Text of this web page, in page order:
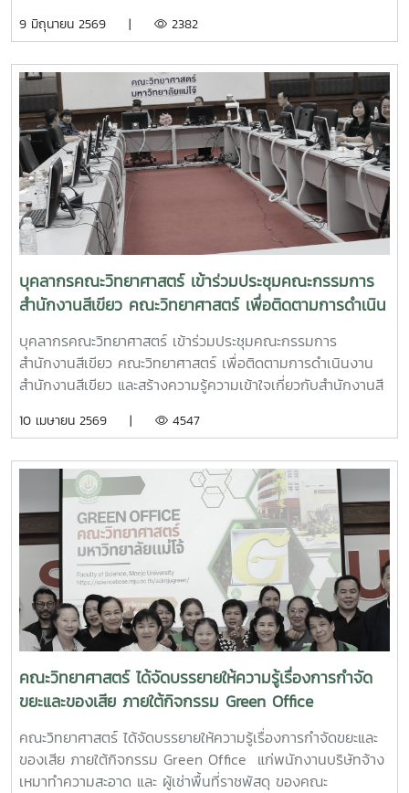
อย่างพร้อมเพรียง เพื่อร่วมกันทบทวนผลการดำเนินงานและผลัก
มีวัตถุประสงค์เพื่อติดตามความก้าวหน้า ทบทวนการดำเนินการ
เกี่ยวกับการประเมินสำนักงานสีเขียว ตามเกณฑ์การประเมิน โดย
มี ผศ.ดร.มุจลินทร์ ผลจันทร์ และผู้อำนวยการสำนักงานคณบดี
เข้าร่วมเป็นผู้ช่วยตรวจประเมินและตรวจสอบรายงานผลการ
ดำเนินงานสำนักงานสีเขียว (Green Office) โดยได้ร่วมรีวิวและ
ให้ข้อเสนอแนะเชิงลึกในรายละเอียดทั้ง 7 หมวดการประเมิน
ประกอบด้วย:หมวดที่ 1 กำหนดนโยบาย การวางแผนการดำเนิน
งานและการปรับปรุงอย่างต่อเนื่องหมวดที่ 2 การสื่อสารและสร้าง
จิตสำนึกหมวดที่ 3 การใช้ทรัพยากรและพลังงานหมวดที่ 4 การ
จัดการของเสียและมลพิษหมวดที่ 5 สภาพแวดล้อมและความ
ปลอดภัยหมวดที่ 6 การจัดซื้อและจัดจ้างที่เป็นมิตรกับสิ่งแว
9 มิถุนายน 2569 | 2382
บุคลากรคณะวิทยาศาสตร์ เข้าร่วมประชุมคณะกรรมการ
สำนักงานสีเขียว คณะวิทยาศาสตร์ เพื่อติดตามการดำเนิน
งานสำนักงานสีเขียว และสร้างความรู้ความเข้าใจเกี่ยวกับ
สำนักงานสีเขียวที่เป็นมิตรกับสิ่งแวดล้อม
บุคลากรคณะวิทยาศาสตร์ เข้าร่วมประชุมคณะกรรมการ
สำนักงานสีเขียว คณะวิทยาศาสตร์ เพื่อติดตามการดำเนินงาน
สำนักงานสีเขียว และสร้างความรู้ความเข้าใจเกี่ยวกับสำนักงานสี
เวลา 09.30 น. ณ ห้องประชุม 2 คณะวิทยาศาสตร์ มหาวิทยาลัย
สิ่งแวดล้อม สำนักงานสีเขียว ส่งเสริมให้ดำเนินกิจกรรมที่เป็น
มิตรกับสิ่งแวดล้อม เพื่อซักซ้อมความเข้าใจให้แก่บุคลากร
นักศึกษาและผู้ที่อยู่อาศัยหรือผู้ใช้อาคาร ได้ทราบถึงวิธีการอพยพ
หนีไฟกรณีที่เกิดอัคคีภัยและแผ่นดินไหว เพื่อสนองตอบนโยบาย
สำนักงานสีเขียวของมหวิทยาลัย และทบทวนความรู้เกี่ยวกับ
สำนักงานสีเขียว เพื่อให้นักศึกษาและบุคลากร ได้มีส่วนร่วมในการ
ดูแลทัศนียภาพของหน่วยงาน ให้เกิดความสะอาดเรียบร้อยและมี
ทัศนียภาพที่ดี เพื่อสร้างจิตสำนึกที่ดีแก่บุคลากรและนักศึกษาใน
การดูแลรักษาทัศนียภาพของส่วนรวม เพื่อสร้างบรรยากาศและ
สิ่งแวดล้อมในสถานที่ทำงานให้ดีขึ้น และเพื่อให้บุคลากรมีส่วนร่วม
ในการปรับปรุงงานและสถานที่ทำงาน
10 เมษายน 2569 | 4547
คณะวิทยาศาสตร์ ได้จัดบรรยายให้ความรู้เรื่องการกำจัด
ขยะและของเสีย ภายใต้กิจกรรม Green Office
คณะวิทยาศาสตร์ ได้จัดบรรยายให้ความรู้เรื่องการกำจัดขยะและ
ของเสีย ภายใต้กิจกรรม Green Office แก่พนักงานบริษัทจ้าง
เหมาทำความสะอาด และ ผู้เช่าพื้นที่ราชพัสดุ ของคณะ